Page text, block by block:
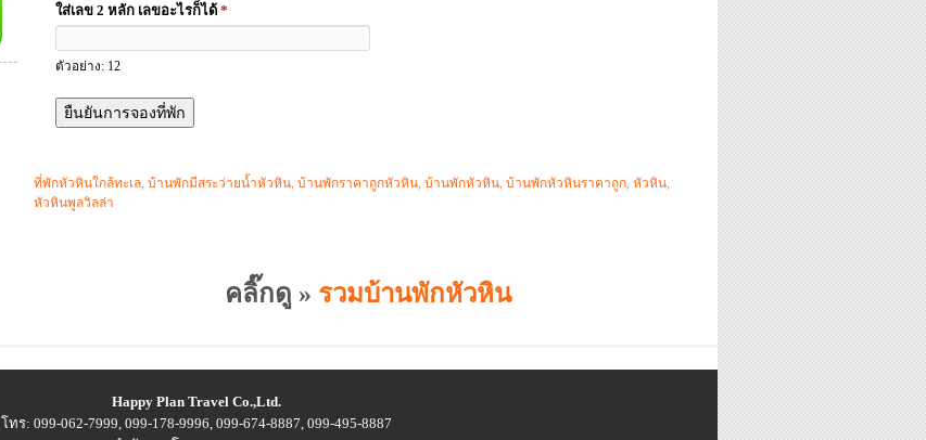
ใส่เลข 2 หลัก เลขอะไรก็ได้ *
ตัวอย่าง: 12
ที่พักหัวหินใกล้ทะเล บ้านพักมีสระว่ายน้ำหัวหิน บ้านพักราคาถูกหัวหิน บ้านพักหัวหิน บ้านพักหัวหินราคาถูก หัวหิน
หัวหินพูลวิลล่า
คลิ๊กดู » รวมบ้านพักหัวหิน
Happy Plan Travel Co.,Ltd.
โทร: 099-062-7999, 099-178-9996, 099-674-8887, 099-495-8887